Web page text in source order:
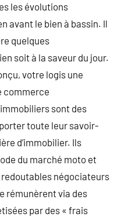
les évolutions
avant le bien à bassin. Il
quelques
soit à la saveur du jour.
votre logis une
commerce
sont des
toute leur savoir-
d’immobilier. Ils
du marché moto et
redoutables négociateurs
rémunèrent via des
par des « frais